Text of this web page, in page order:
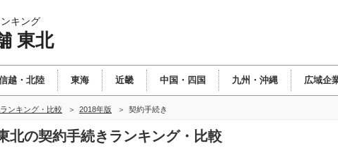
キング
東北
越・北陸 東海 近畿 中国・四国 九州・沖縄 広域企
ンキング・比較 2018年版 契約手続き
北の契約手続きランキング・比較